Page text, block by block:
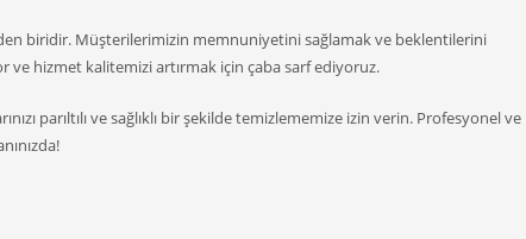
biridir. Müşterilerimizin memnuniyetini sağlamak ve beklentilerini
ve hizmet kalitemizi artırmak için çaba sarf ediyoruz.
parıltılı ve sağlıklı bir şekilde temizlememize izin verin. Profesyonel ve